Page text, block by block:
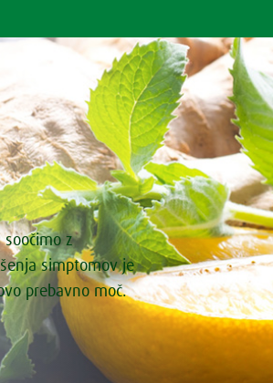
z
simptomov je
prebavno moč.